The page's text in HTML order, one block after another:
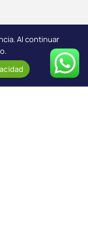
Al continuar